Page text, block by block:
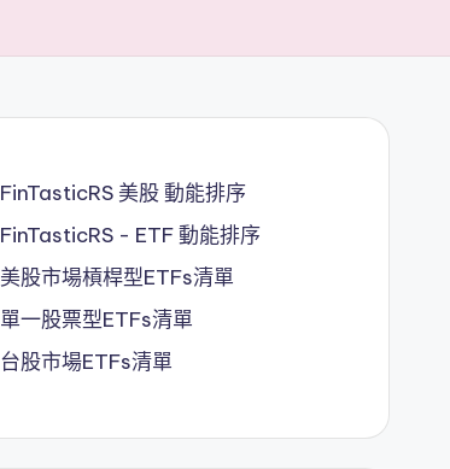
FinTasticRS 美股 動能排序
FinTasticRS - ETF 動能排序
美股市場槓桿型ETFs清單
單一股票型ETFs清單
台股市場ETFs清單